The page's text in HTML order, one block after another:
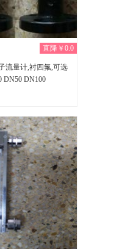
直降￥0.0
流量计,衬四氟,可选
DN50 DN100